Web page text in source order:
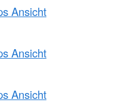
Ansicht
Ansicht
Ansicht